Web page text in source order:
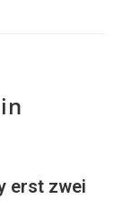
erst zwei